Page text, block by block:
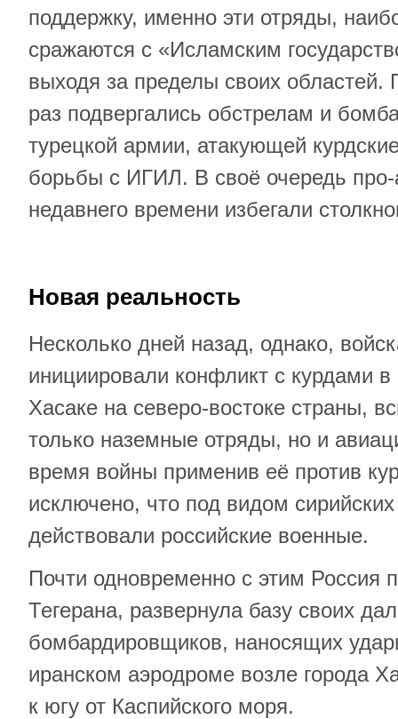
поддержку, именно эти отряды,
сражаются с «Исламским
выходя за пределы своих областей.
раз подвергались обстрелам и
турецкой армии, атакующей
борьбы с ИГИЛ. В своё очередь
недавнего времени избегали
Новая реальность
Несколько дней назад, однако,
инициировали конфликт с курдами в
Хасаке на северо-востоке страны,
только наземные отряды, но и
время войны применив её против
исключено, что под видом
действовали российские военные.
Почти одновременно с этим Россия
Тегерана, развернула базу своих
бомбардировщиков, наносящих
иранском аэродроме возле города
к югу от Каспийского моря.